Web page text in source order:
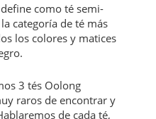
como té semi-
categoría de té más
los colores y matices
3 tés Oolong
raros de encontrar y
de cada té,